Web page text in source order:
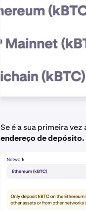
Se é a sua primeira
endereço de depósito.